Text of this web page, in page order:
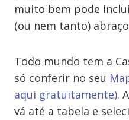
muito bem pode
(ou nem tanto)
Todo mundo tem a
só conferir no seu
aqui gratuitamente).
vá até a tabela e